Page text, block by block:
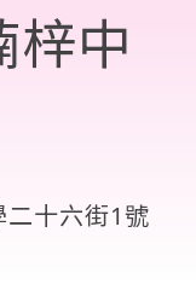
梓中
十六街1號